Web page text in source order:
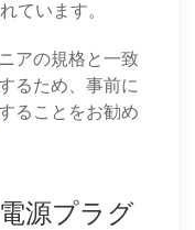
ています。
アの規格と一致
るため、事前に
ることをお勧め
源プラグ